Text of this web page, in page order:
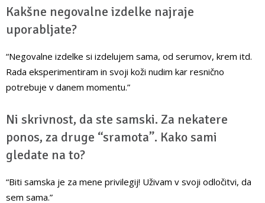
Kakšne negovalne izdelke najraje
uporabljate?
“Negovalne izdelke si izdelujem sama, od serumov, krem itd.
Rada eksperimentiram in svoji koži nudim kar resnično
potrebuje v danem momentu.”
Ni skrivnost, da ste samski. Za nekatere
ponos, za druge “sramota”. Kako sami
gledate na to?
“Biti samska je za mene privilegij! Uživam v svoji odločitvi, da
sem sama.”